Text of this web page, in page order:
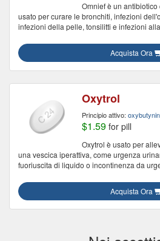
Omnief è un
usato per curare le bronchiti, infezioni
infezioni della pelle, tonsilitti e infezioni
Acquista Ora
Oxytrol
Principio attivo: oxybutynin
$1.59 for pill
Oxytrol è usato per
una vescica iperattiva, come urgenza
fuoriuscita di liquido o incontinenza da
Acquista Ora